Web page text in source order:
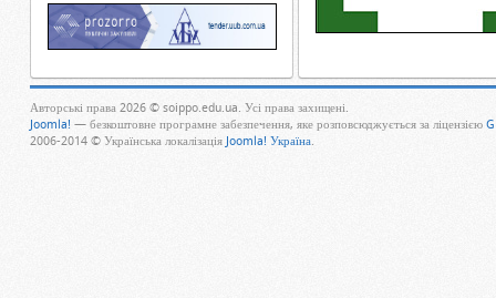
Авторські права 2026 © soippo.edu.ua. Усі права захищені.
Joomla! — безкоштовне програмне забезпечення, яке розповсюджується за ліцензією
2006-2014 © Українська локалізація Joomla! Україна.